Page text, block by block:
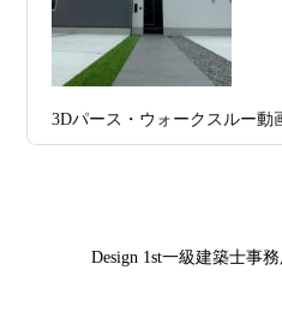
日
プラン、相談
日
由なのか
家”を特別価
様,京都市山科区E様,滋賀県大
京都市中京区M様,京都市北区
市中京区E様,滋賀県大津市T
山科区Y様,京都市中京区I様,
市S様,京都市北区A様,京都府
京区H様,京都府宇治市M様,京
3Dパース・ウォークスルー動
Design 1st一級建築士事